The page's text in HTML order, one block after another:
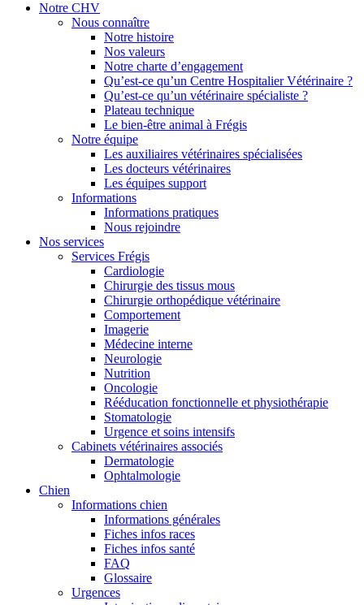
Notre CHV
Nous connaître
Notre histoire
Nos valeurs
Notre charte d’engagement
Qu’est-ce qu’un Centre Hospitalier Vétérinaire ?
Qu’est-ce qu’un vétérinaire spécialiste ?
Plateau technique
Le bien-être animal à Frégis
Notre équipe
Les auxiliaires vétérinaires spécialisées
Les docteurs vétérinaires
Les équipes support
Informations
Informations pratiques
Nous rejoindre
Nos services
Services Frégis
Cardiologie
Chirurgie des tissus mous
Chirurgie orthopédique vétérinaire
Comportement
Imagerie
Médecine interne
Neurologie
Nutrition
Oncologie
Rééducation fonctionnelle et physiothérapie
Stomatologie
Urgence et soins intensifs
Cabinets vétérinaires associés
Dermatologie
Ophtalmologie
Chien
Informations chien
Informations générales
Fiches infos races
Fiches infos santé
FAQ
Glossaire
Urgences